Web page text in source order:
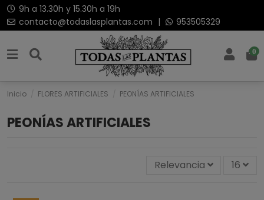
9h a 13.30h y 15.30h a 19h
contacto@todaslasplantas.com | 953505329
0
Inicio FLORES ARTIFICIALES PEONÍAS ARTIFICIALES
PEONÍAS ARTIFICIALES
Relevancia 16